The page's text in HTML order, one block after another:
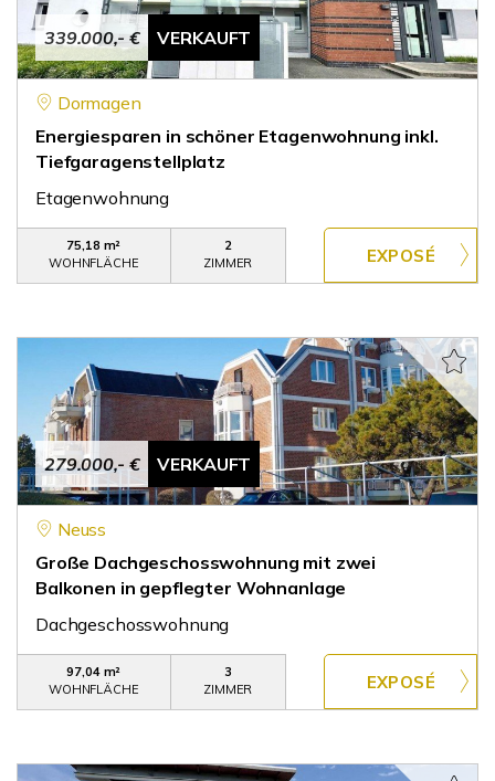
339.000,- € VERKAUFT
Dormagen
Energiesparen in schöner Etagenwohnung inkl.
Tiefgaragenstellplatz
Etagenwohnung
75,18 m²
WOHNFLÄCHE
2
ZIMMER
279.000,- € VERKAUFT
Neuss
Große Dachgeschosswohnung mit zwei
Balkonen in gepflegter Wohnanlage
Dachgeschosswohnung
97,04 m²
WOHNFLÄCHE
3
ZIMMER